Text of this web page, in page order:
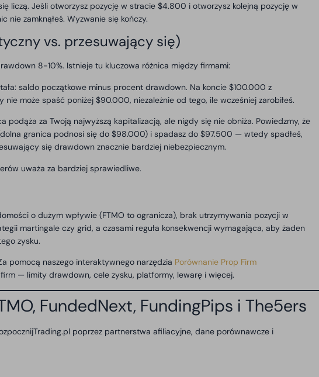
liczą. Jeśli otworzysz pozycję w stracie $4.800 i otworzysz kolejną pozycję w
zamknąłeś. Wyzwanie się kończy.
vs. przesuwający się)
8-10%. Istnieje tu kluczowa różnica między firmami:
saldo początkowe minus procent drawdown. Na koncie $100.000 z
może spaść poniżej $90.000, niezależnie od tego, ile wcześniej zarobiłeś.
podąża za Twoją najwyższą kapitalizacją, ale nigdy się nie obniża. Powiedzmy, że
granica podnosi się do $98.000) i spadasz do $97.500 — wtedy spadłeś,
się drawdown znacznie bardziej niebezpiecznym.
uważa za bardziej sprawiedliwe.
o dużym wpływie (FTMO to ogranicza), brak utrzymywania pozycji w
martingale czy grid, a czasami reguła konsekwencji wymagająca, aby żaden
zysku.
pomocą naszego interaktywnego narzędzia Porównanie Prop Firm
— limity drawdown, cele zysku, platformy, lewarę i więcej.
FundedNext, FundingPips i The5ers
poprzez partnerstwa afiliacyjne, dane porównawcze i